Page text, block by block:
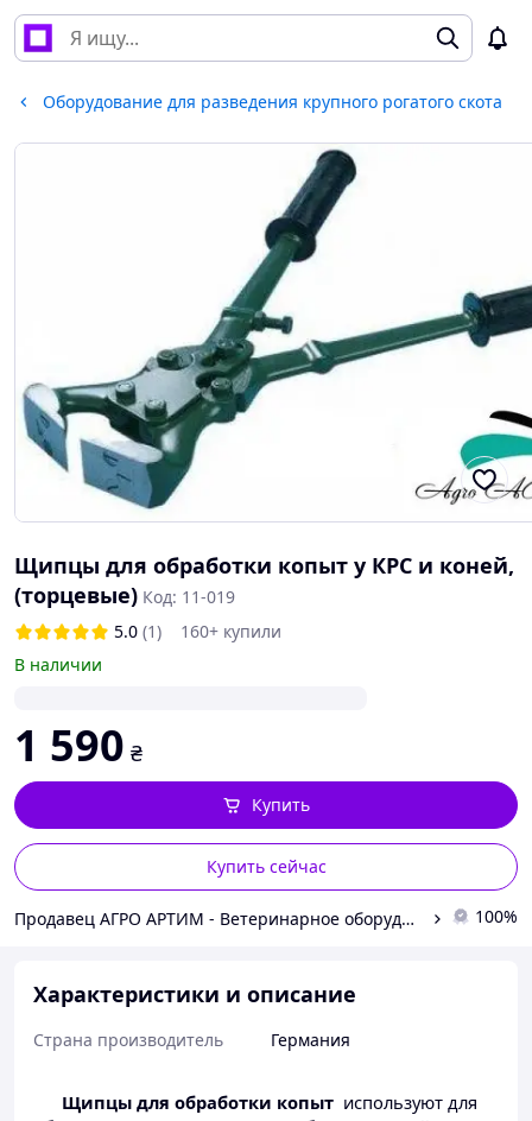
Оборудование для разведения крупного рогатого скота
Щипцы для обработки копыт у КРС и коней,
(торцевые) Код: 11-019
5.0 (1)
160+ купили
В наличии
1 590 ₴
Купить сейчас
Купить
Продавец АГРО АРТИМ - Ветеринарное оборудование и препараты для животноводства и птицеводства 100%
Характеристики и описание
Страна производитель Германия
Щипцы для обработки копыт используют для